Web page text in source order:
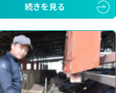
続きを見る